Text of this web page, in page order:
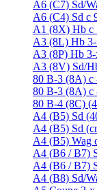
А6 (C7) Sd/
А6 (С4) Sd с
A1 (8X) Hb с
A3 (8L) Hb 3-
A3 (8P) Hb
A3 (8V) Sd/
80 B-3 (8A) с
80 В-3 (8А) с
80 B-4 (8С)
A4 (B5) Sd
A4 (B5) Sd
A4 (B5) Wag
A4 (B6 / B7)
A4 (B6 / B7)
A4 (B8) Sd/